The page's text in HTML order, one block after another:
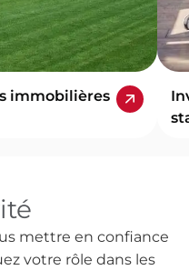
immobilières
mettre en confiance
votre rôle dans les